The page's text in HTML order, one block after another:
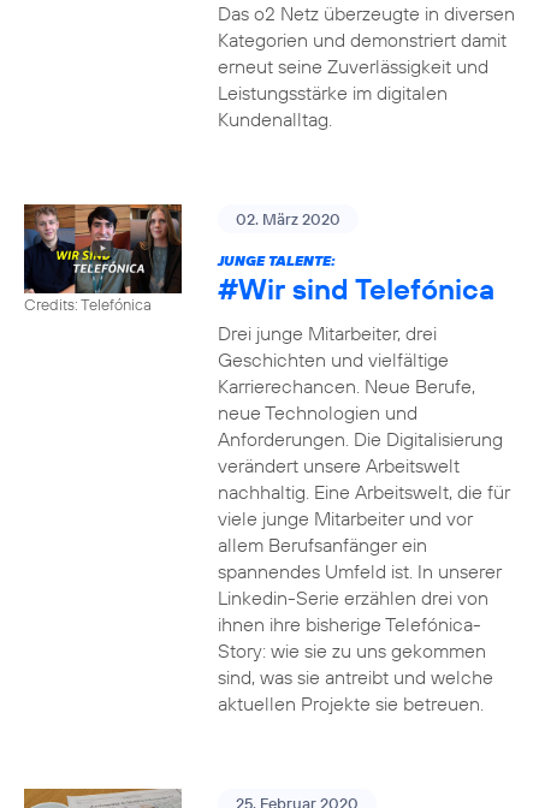
Das o2 Netz überzeugte in diversen
Kategorien und demonstriert damit
erneut seine Zuverlässigkeit und
Leistungsstärke im digitalen
Kundenalltag.
Credits: Telefónica
02. März 2020
JUNGE TALENTE:
#Wirsind Telefónica
Drei junge Mitarbeiter, drei
Geschichten und vielfältige
Karrierechancen. Neue Berufe,
neue Technologien und
Anforderungen. Die Digitalisierung
verändert unsere Arbeitswelt
nachhaltig. Eine Arbeitswelt, die für
viele junge Mitarbeiter und vor
allem Berufsanfänger ein
spannendes Umfeld ist. In unserer
Linkedin-Serie erzählen drei von
ihnen ihre bisherige Telefónica-
Story: wie sie zu uns gekommen
sind, was sie antreibt und welche
aktuellen Projekte sie betreuen.
25. Februar 2020